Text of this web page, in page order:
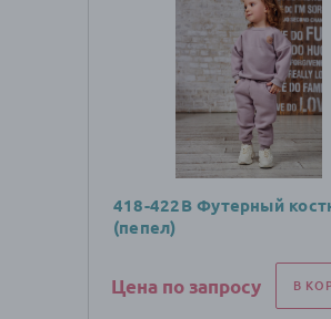
418-422В Футерный
(пепел)
Цена по запросу В